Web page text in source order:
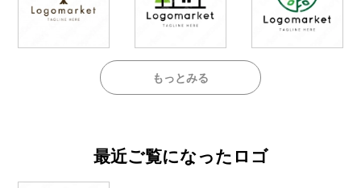
もっとみる
最近ご覧になったロゴ